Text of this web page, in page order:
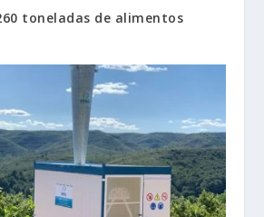
toneladas de alimentos